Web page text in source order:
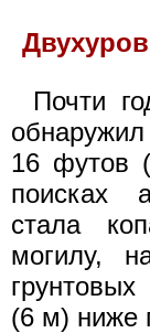
Почти
16 футов
поисках
стала
могилу,
(6 м) ниже